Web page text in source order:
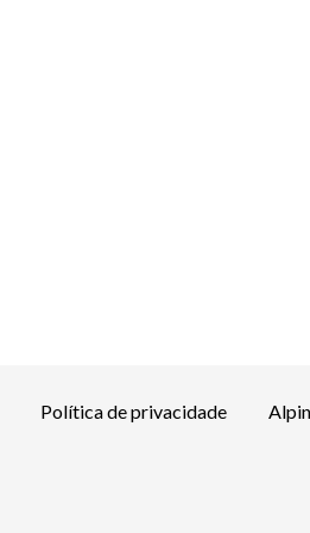
Política de privacidade